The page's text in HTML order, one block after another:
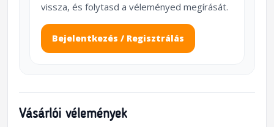
vissza, és folytasd a véleményed megírását.
Bejelentkezés / Regisztrálás
Vásárlói vélemények